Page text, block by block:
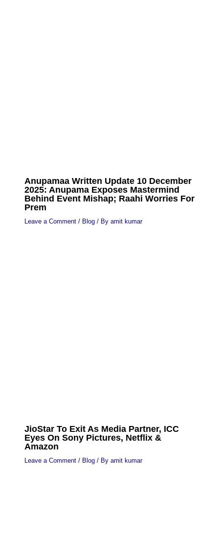
Anupamaa Written Update 10 December
2025: Anupama Exposes Mastermind
Behind Event Mishap; Raahi Worries For
Prem
Leave a Comment / Blog/ By amit kumar
JioStar To Exit As Media Partner, ICC
Eyes On Sony Pictures, Netflix &
Amazon
Leave a Comment / Blog/ By amit kumar